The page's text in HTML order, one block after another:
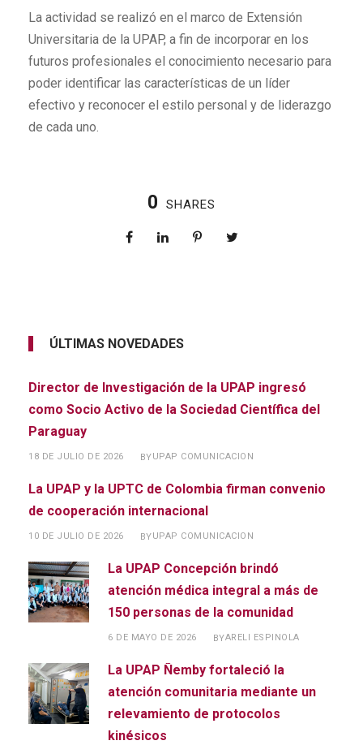
La actividad se realizó en el marco de Extensión
Universitaria de la UPAP, a fin de incorporar en los
futuros profesionales el conocimiento necesario para
poder identificar las características de un líder
efectivo y reconocer el estilo personal y de liderazgo
de cada uno.
0 SHARES
ÚLTIMAS NOVEDADES
Director de Investigación de la UPAP ingresó
como Socio Activo de la Sociedad Científica del
Paraguay
18 DE JULIO DE 2026 BYUPAP COMUNICACION
La UPAP y la UPTC de Colombia firman convenio
de cooperación internacional
10 DE JULIO DE 2026 BYUPAP COMUNICACION
La UPAP Concepción brindó
atención médica integral a más de
150 personas de la comunidad
6 DE MAYO DE 2026 BYARELI ESPINOLA
La UPAP Ñemby fortaleció la
atención comunitaria mediante un
relevamiento de protocolos
kinésicos